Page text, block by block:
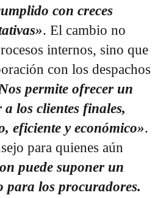
con creces
. El cambio no
internos, sino que
con los despachos
permite ofrecer un
los clientes finales,
eficiente y económico».
para quienes aún
puede suponer un
para los procuradores.